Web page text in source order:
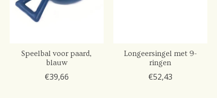
Speelbal voor paard,
blauw
€39,66
Longeersingel met 9-
ringen
€52,43